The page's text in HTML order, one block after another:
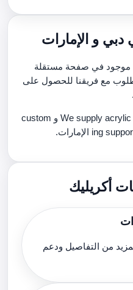
دبي و الإمارات
موجود في صفحة مستقلة
مع فريقنا للحصول على
We supply acrylic caps with embroidery, printing و custom
أكريليك
من التفاصيل ودعم